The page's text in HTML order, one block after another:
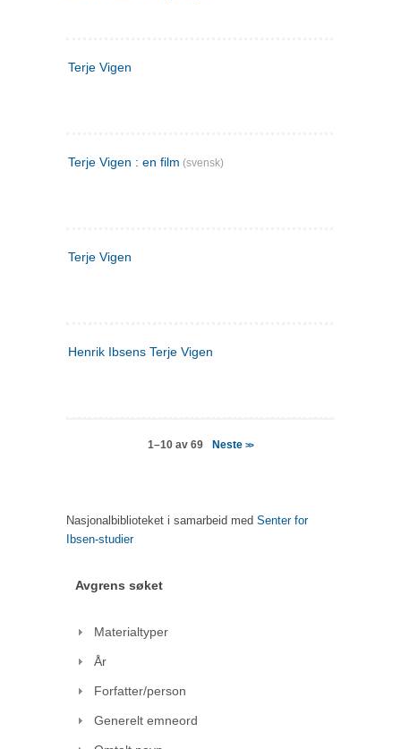
Terje Vigen
Terje Vigen : en film (svensk)
Terje Vigen
Henrik Ibsens Terje Vigen
1–10 av 69 Neste>>
Nasjonalbiblioteket i samarbeid med Senter for
Ibsen-studier
Avgrens søket
Materialtyper
År
Forfatter/person
Generelt emneord